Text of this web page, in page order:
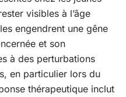
visibles à l’âge
engendrent une gêne
et son
à des perturbations
en particulier lors du
thérapeutique inclut